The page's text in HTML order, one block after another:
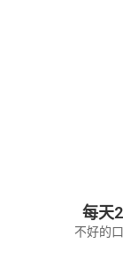
每天
不好的